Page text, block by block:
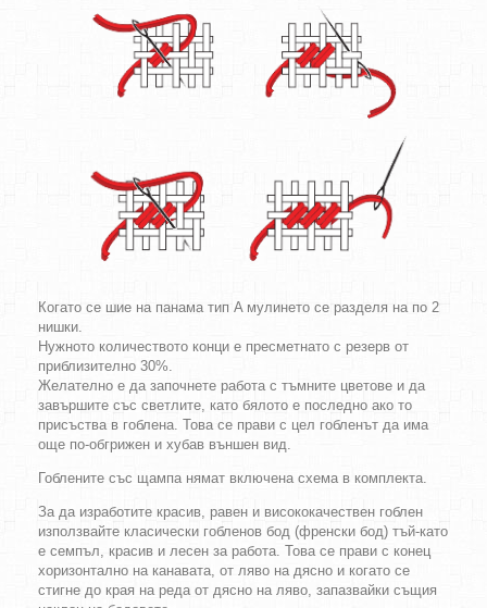
Когато се шие на панама тип A мулинето се разделя на по 2
нишки.
Нужното количеството конци е пресметнато с резерв от
приблизително 30%.
Желателно е да започнете работа с тъмните цветове и да
завършите със светлите, като бялото е последно ако то
присъства в гоблена. Това се прави с цел гобленът да има
още по-обгрижен и хубав външен вид.
Гоблените със щампа нямат включена схема в комплекта.
За да изработите красив, равен и висококачествен гоблен
използвайте класически гобленов бод (френски бод) тъй-като
е семпъл, красив и лесен за работа. Това се прави с конец
хоризонтално на канавата, от ляво на дясно и когато се
стигне до края на реда от дясно на ляво, запазвайки същия